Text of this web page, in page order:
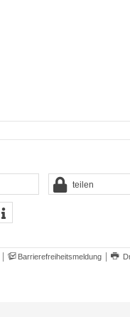
teilen
Barrierefreiheitsmeldung